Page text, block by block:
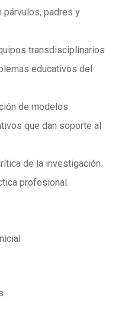
párvulos, padres y
transdisciplinarios
educativos del
de modelos
que dan soporte al
de la investigación
profesional.